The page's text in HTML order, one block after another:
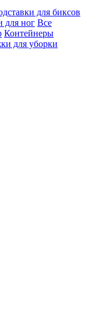
для биксов
для ног Все
Контейнеры
для уборки